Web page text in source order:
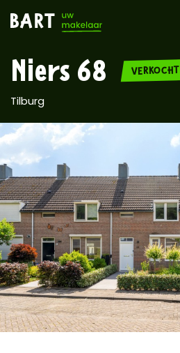
Niers 68 VERKOCHT
Tilburg